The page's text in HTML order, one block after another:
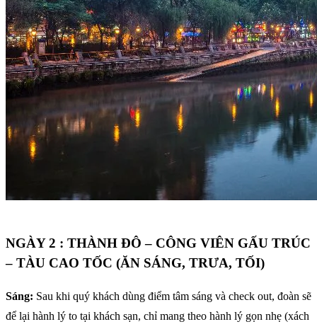
NGÀY 2 : THÀNH ĐÔ – CÔNG VIÊN GẤU TRÚC
– TÀU CAO TỐC (ĂN SÁNG, TRƯA, TỐI)
Sáng: Sau khi quý khách dùng điểm tâm sáng và check out, đoàn sẽ
để lại hành lý to tại khách sạn, chỉ mang theo hành lý gọn nhẹ (xách